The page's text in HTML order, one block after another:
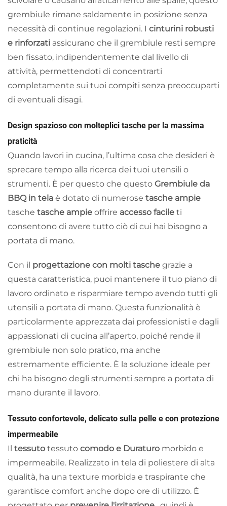
grembiule rimane saldamente in posizione senza
necessità di continue regolazioni. I cinturini robusti
e rinforzati assicurano che il grembiule resti sempre
ben fissato, indipendentemente dal livello di
attività, permettendoti di concentrarti
completamente sui tuoi compiti senza preoccuparti
di eventuali disagi.
Design spazioso con molteplici tasche per la massima
praticità
Quando lavori in cucina, l’ultima cosa che desideri è
sprecare tempo alla ricerca dei tuoi utensili o
strumenti. È per questo che questo Grembiule da
BBQ in tela è dotato di numerose tasche ampie
tasche tasche ampie offrire accesso facile ti
consentono di avere tutto ciò di cui hai bisogno a
portata di mano.
Con il progettazione con molti tasche grazie a
questa caratteristica, puoi mantenere il tuo piano di
lavoro ordinato e risparmiare tempo avendo tutti gli
utensili a portata di mano. Questa funzionalità è
particolarmente apprezzata dai professionisti e dagli
appassionati di cucina all’aperto, poiché rende il
grembiule non solo pratico, ma anche
estremamente efficiente. È la soluzione ideale per
chi ha bisogno degli strumenti sempre a portata di
mano durante il lavoro.
Tessuto confortevole, delicato sulla pelle e con protezione
impermeabile
Il tessuto tessuto comodo e Duraturo morbido e
impermeabile. Realizzato in tela di poliestere di alta
qualità, ha una texture morbida e traspirante che
garantisce comfort anche dopo ore di utilizzo. È